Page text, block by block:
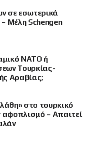
σε εσωτερικά
Μέλη Schengen
ΝΑΤΟ ή
Τουρκίας-
Αραβίας;
στο τουρκικό
αφοπλισμό – Απαιτεί